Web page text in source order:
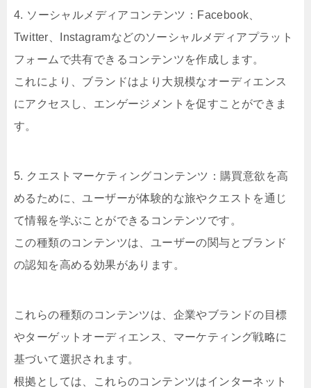
4. ソーシャルメディアコンテンツ：Facebook、
Twitter、Instagramなどのソーシャルメディアプラット
フォームで共有できるコンテンツを作成します。
これにより、ブランドはより大規模なオーディエンス
にアクセスし、エンゲージメントを促すことができま
す。
5. クエストマーケティングコンテンツ：購買意欲を高
めるために、ユーザーが体験的な旅やクエストを通じ
て情報を学ぶことができるコンテンツです。
この種類のコンテンツは、ユーザーの関与とブランド
の認知を高める効果があります。
これらの種類のコンテンツは、企業やブランドの目標
やターゲットオーディエンス、マーケティング戦略に
基づいて選択されます。
根拠としては、これらのコンテンツはインターネット